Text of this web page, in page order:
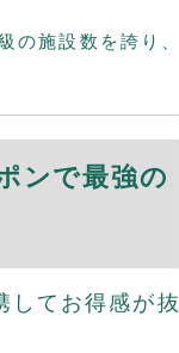
の施設数を誇り、
ンで最強の
してお得感が抜